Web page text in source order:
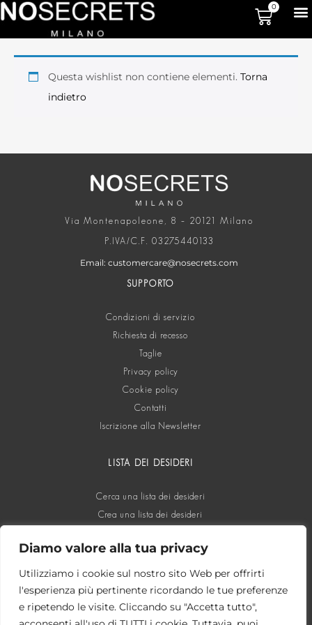
Diamo valore alla tua privacy
Utilizziamo i cookie sul nostro sito Web per offrirti
l'esperienza più pertinente ricordando le tue preferenze
e ripetendo le visite. Cliccando su "Accetta tutto",
0
Questa wishlist non contiene elementi. Torna
indietro
Via Montenapoleone, 8 – 20121 Milano
P.IVA/C.F. 03275440133
Email: customercare@nosecrets.com
SUPPORTO
Condizioni di servizio
Richiesta di recesso
Taglie
Privacy policy
Cookie policy
Contatti
Iscrizione alla Newsletter
LISTA DEI DESIDERI
Cerca una lista dei desideri
Crea una lista dei desideri
SOCIAL